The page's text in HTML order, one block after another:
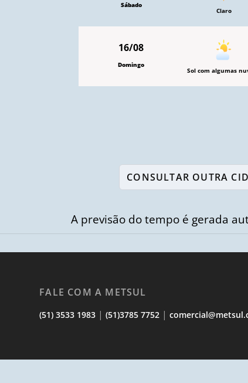
Sábado
Claro
16/08
Domingo
Sol com algumas
A previsão do tempo é gerada
FALE COM A METSUL
(51) 3533 1983 |(51)3785 7752 |